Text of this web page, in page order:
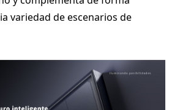
variedad de escenarios de